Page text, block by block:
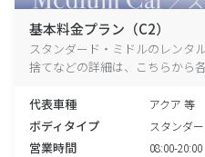
基本料金プラン（C2）
スタンダード・ミドルのレンタ
捨てなどの詳細は、こちらから
代表車種 アクア 等
ボディタイプ スタンダ
営業時間 08:00-20:00